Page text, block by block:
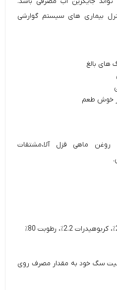
بیماری های سیستم گوارشی
های بالغ
خوش طعم
ماهی قزل آلا،مشتقات
سگ خود به مقدار مصرف روی